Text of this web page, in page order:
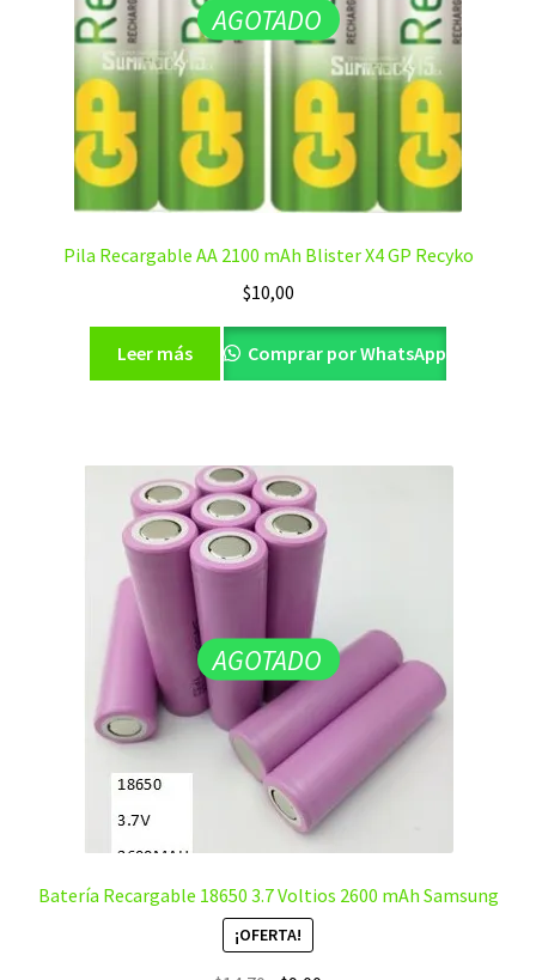
AGOTADO
Pila Recargable AA 2100 mAh Blister X4 GP Recyko
$10,00
Leer más Comprar por WhatsApp
AGOTADO
Batería Recargable 18650 3.7 Voltios 2600 mAh Samsung
¡OFERTA!